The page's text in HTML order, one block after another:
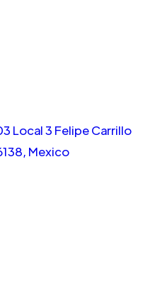
Local 3 Felipe Carrillo
Mexico